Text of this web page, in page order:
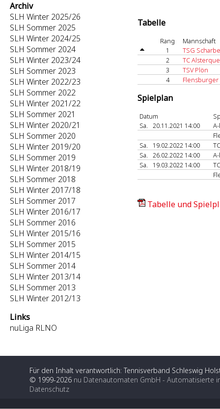
Archiv
SLH Winter 2025/26
SLH Sommer 2025
SLH Winter 2024/25
SLH Sommer 2024
SLH Winter 2023/24
SLH Sommer 2023
SLH Winter 2022/23
SLH Sommer 2022
SLH Winter 2021/22
SLH Sommer 2021
SLH Winter 2020/21
SLH Sommer 2020
SLH Winter 2019/20
SLH Sommer 2019
SLH Winter 2018/19
SLH Sommer 2018
SLH Winter 2017/18
SLH Sommer 2017
SLH Winter 2016/17
SLH Sommer 2016
SLH Winter 2015/16
SLH Sommer 2015
SLH Winter 2014/15
SLH Sommer 2014
SLH Winter 2013/14
SLH Sommer 2013
SLH Winter 2012/13
Links
nuLiga RLNO
Tabelle
Rang
Mannschaft
1
TSG
2
TC
3
TSV Plön
4
Flensburger
Spielplan
Datum
Sa.
20.11.2021 14:00
Sa.
19.02.2022 14:00
Sa.
26.02.2022 14:00
Sa.
19.03.2022 14:00
Tabelle und
Für den Inhalt verantwortlich: Tennisverband Schleswig
© 1999-2026 nu Datenautomaten GmbH - Automatisierte
Datenschutz